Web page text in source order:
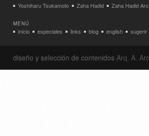
Yoshiharu Tsukamoto
Zaha Hadid Zaha Hadid
MENÚ
inicio especiales links blog english sugerir
diseño y selección de contenidos Arq. A.